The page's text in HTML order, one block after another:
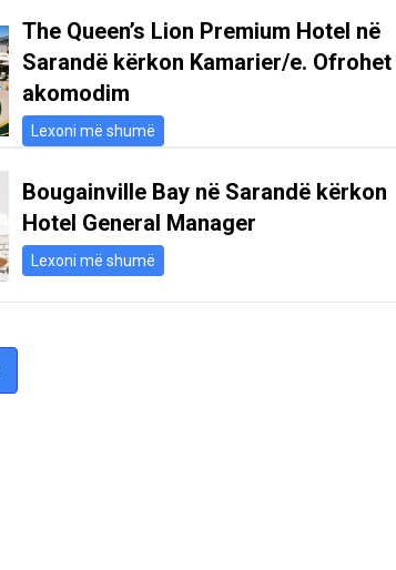
The Queen’s Lion Premium Hotel në
Sarandë kërkon Kamarier/e. Ofrohet
akomodim
Lexoni më shumë
Bougainville Bay në Sarandë kërkon
Hotel General Manager
Lexoni më shumë